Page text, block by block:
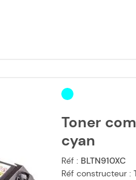
Toner
cyan
Réf : BLTN910XC
Réf constructeur :